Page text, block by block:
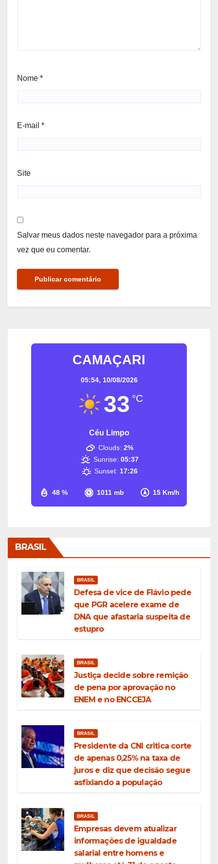
Nome *
E-mail *
Site
Salvar meus dados neste navegador para a próxima
vez que eu comentar.
CAMAÇARI
05:54, 10/08/2026
33 °C
Céu Limpo
48 % 1011 mb 15 Km/h
Clouds: 2%
Sunrise: 05:37
Sunset: 17:26
BRASIL
BRASIL
Defesa de vice de Flávio pede
que PGR acelere exame de
DNA que afastaria suspeita de
estupro
BRASIL
Justiça decide sobre remição
de pena por aprovação no
ENEM e no ENCCEJA
BRASIL
Presidente da CNI critica corte
de apenas 0,25% na taxa de
juros e diz que decisão segue
asfixiando a população
BRASIL
Empresas devem atualizar
informações de igualdade
salarial entre homens e